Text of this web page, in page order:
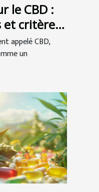
le CBD :
et critères
appelé CBD,
un